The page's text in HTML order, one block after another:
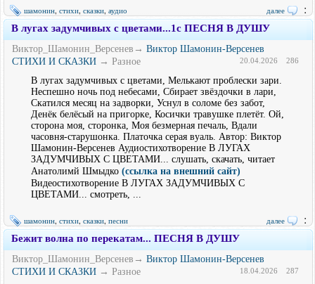
шамонин стихи сказки аудио далее :
В лугах задумчивых с цветами...1с ПЕСНЯ В ДУШУ
Виктор_Шамонин_Версенев→ Виктор Шамонин-Версенев
СТИХИ И СКАЗКИ → Разное 20.04.2026 286
В лугах задумчивых с цветами, Мелькают проблески зари.
Неспешно ночь под небесами, Сбирает звёздочки в лари,
Скатился месяц на задворки, Уснул в соломе без забот,
Денёк белёсый на пригорке, Косички травушке плетёт. Ой,
сторона моя, сторонка, Моя безмерная печаль, Вдали
часовня-старушонка. Платочка серая вуаль. Автор: Виктор
Шамонин-Версенев Аудиостихотворение В ЛУГАХ
ЗАДУМЧИВЫХ С ЦВЕТАМИ... слушать, скачать, читает
Анатолимй Шмыдко (ссылка на внешний сайт)
Видеостихотворение В ЛУГАХ ЗАДУМЧИВЫХ С
ЦВЕТАМИ... смотреть, ...
шамонин стихи сказки песни далее :
Бежит волна по перекатам... ПЕСНЯ В ДУШУ
Виктор_Шамонин_Версенев→ Виктор Шамонин-Версенев
СТИХИ И СКАЗКИ → Разное 18.04.2026 287